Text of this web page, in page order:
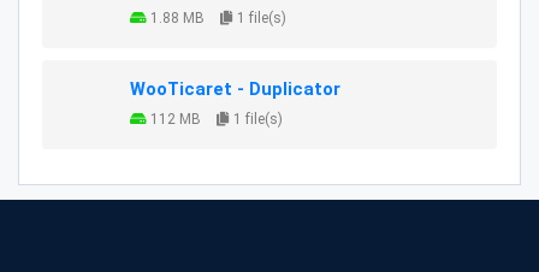
1.88 MB 1 file(s)
WooTicaret - Duplicator
112 MB 1 file(s)